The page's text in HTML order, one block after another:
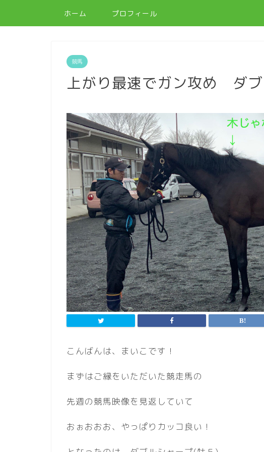
ホーム プロフィール
競馬
上がり最速でガン攻め ダ
こんばんは、まいこです！
まずはご縁をいただいた競走馬の
先週の競馬映像を見返していて
おぉおおお、やっぱりカッコ良い！